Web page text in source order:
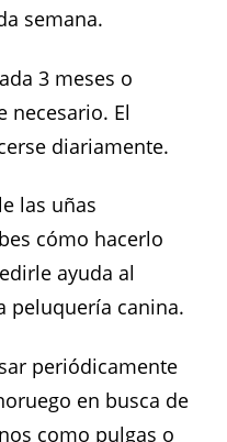
semana.
3 meses o
necesario. El
diariamente.
las uñas
cómo hacerlo
ayuda al
peluquería canina.
periódicamente
en busca de
como pulgas o